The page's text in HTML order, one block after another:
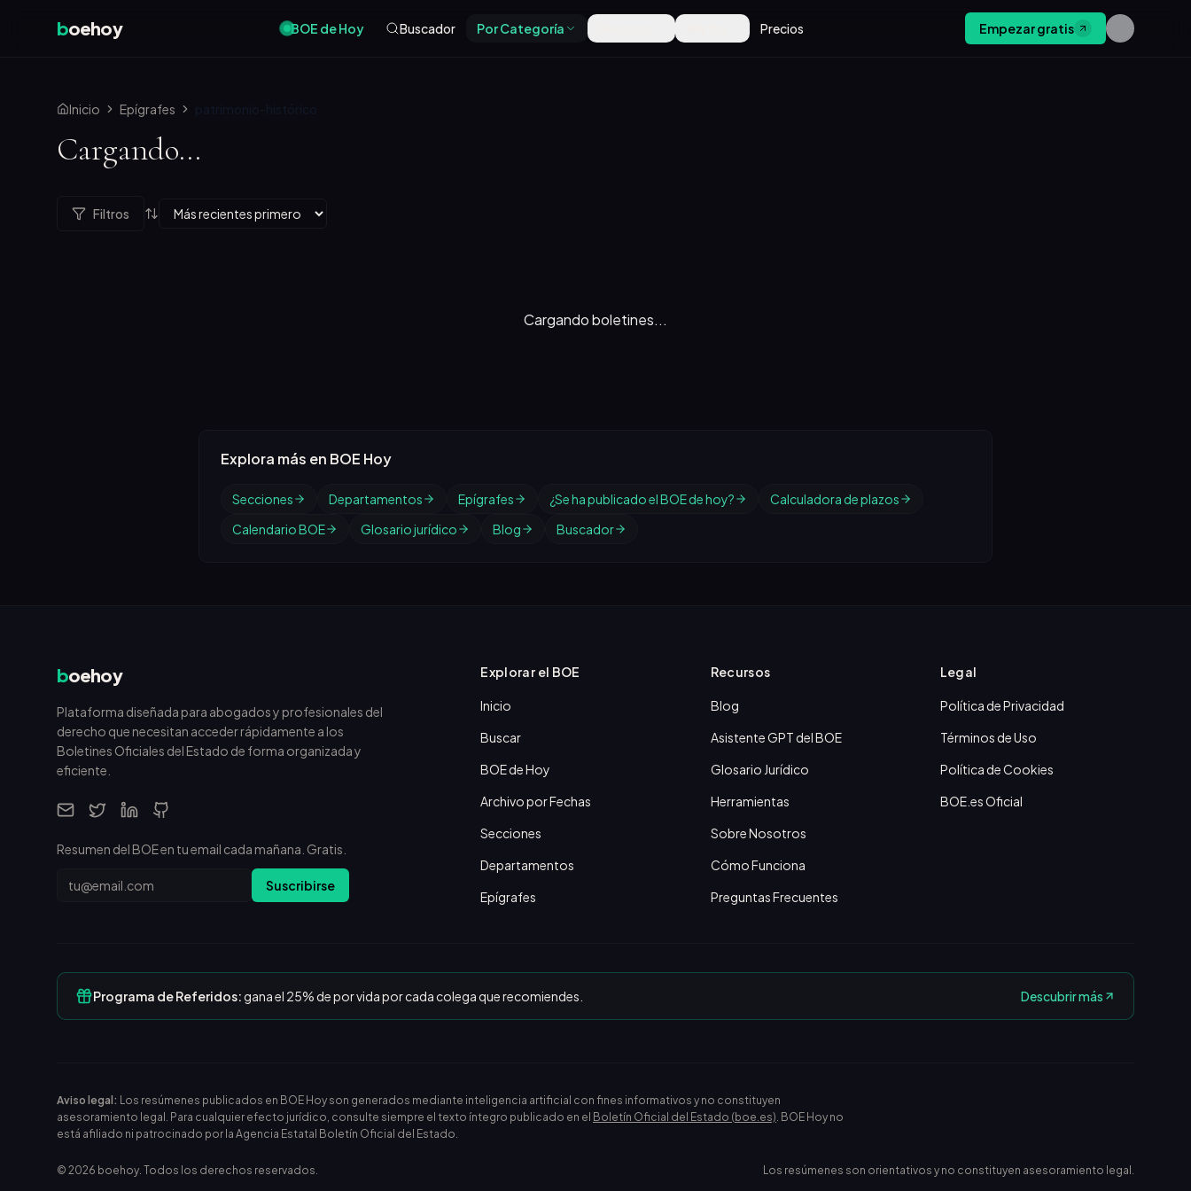
boehoy BOE de Hoy Buscador Por Categoría Precios Empezar gratis
Inicio Epígrafes
Cargando...
Filtros
Cargando boletines...
Explora más en BOE Hoy
Secciones Departamentos Epígrafes ¿Se ha publicado el BOE de hoy?
Calculadora de plazos
Calendario BOE
Glosario jurídico Blog Buscador
boehoy
Plataforma diseñada para abogados y profesionales del
derecho que necesitan acceder rápidamente a los
Boletines Oficiales del Estado de forma organizada y
eficiente.
Resumen del BOE en tu email cada mañana. Gratis.
Email Suscribirse
Explorar el BOE
Inicio
Buscar
BOE de Hoy
Archivo por Fechas
Secciones
Departamentos
Epígrafes
Recursos
Blog
Asistente GPT del BOE
Glosario Jurídico
Herramientas
Sobre Nosotros
Cómo Funciona
Preguntas Frecuentes
Legal
Política de Privacidad
Términos de Uso
Política de Cookies
BOE.es Oficial
Programa de Referidos:gana el 25% de por vida por cada colega que recomiendes. Descubrir más
Aviso legal: Los resúmenes publicados en BOE Hoy son generados mediante inteligencia artificial con fines informativos y no constituyen
asesoramiento legal. Para cualquier efecto jurídico, consulte siempre el texto íntegro publicado en el Boletín Oficial del Estado (boe.es). BOE Hoy no
está afiliado ni patrocinado por la Agencia Estatal Boletín Oficial del Estado.
© 2026 boehoy. Todos los derechos reservados. Los resúmenes son orientativos y no constituyen asesoramiento legal.